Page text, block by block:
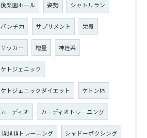
後楽園ホール 姿勢 シャトルラン
パンチ力 サプリメント 栄養
サッカー 増量 神経系
ケトジェニック
ケトジェニックダイエット ケトン体
カーディオ カーディオトレーニング
TABATAトレーニング シャドーボクシング